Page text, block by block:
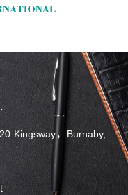
Kingsway，Burnaby,